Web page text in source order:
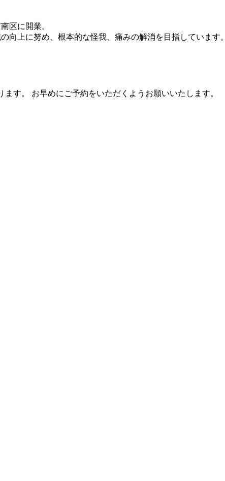
区に開業。
向上に努め、根本的な怪我、痛みの解消を目指しています。
す。 お早めにご予約をいただくようお願いいたします。